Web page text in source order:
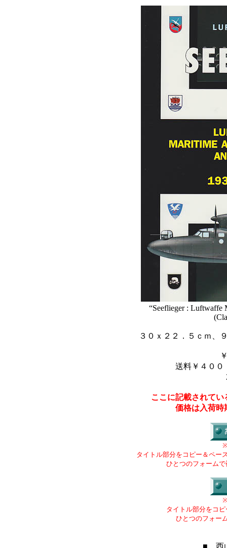
“Seeflieger : Luftwaffe
３０ｘ２２．５ｃｍ、
送料￥４００
ここに記載されて
価格は入荷時
タイトル部分をコピー＆ペー
ひとつのフォーム
タイトル部分をコ
ひとつのフォー
■ 西